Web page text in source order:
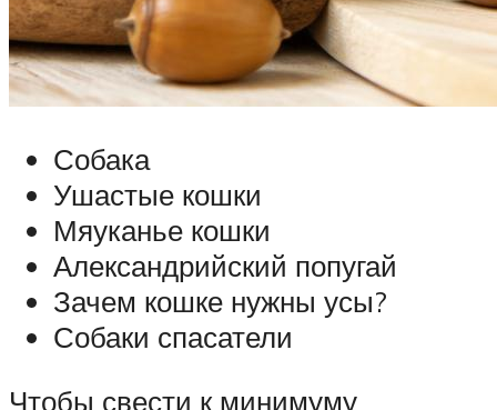
Собака
Ушастые кошки
Мяуканье кошки
Александрийский попугай
Зачем кошке нужны усы?
Собаки спасатели
Чтобы свести к минимуму